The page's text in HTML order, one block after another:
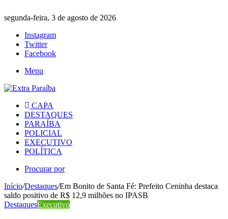
segunda-feira, 3 de agosto de 2026
Instagram
Twitter
Facebook
Menu
CAPA
DESTAQUES
PARAÍBA
POLICIAL
EXECUTIVO
POLÍTICA
Procurar por
Início/Destaques/Em Bonito de Santa Fé: Prefeito Ceninha destaca
saldo positivo de R$ 12,9 milhões no IPASB
DestaquesExecutivo